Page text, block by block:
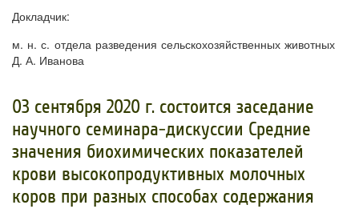
Докладчик:
м. н. с. отдела разведения сельскохозяйственных животных
Д. А. Иванова
03 сентября 2020 г. состоится заседание
научного семинара-дискуссии Средние
значения биохимических показателей
крови высокопродуктивных молочных
коров при разных способах содержания